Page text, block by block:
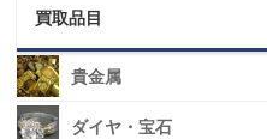
買取品目
貴金属
ダイヤ・宝石